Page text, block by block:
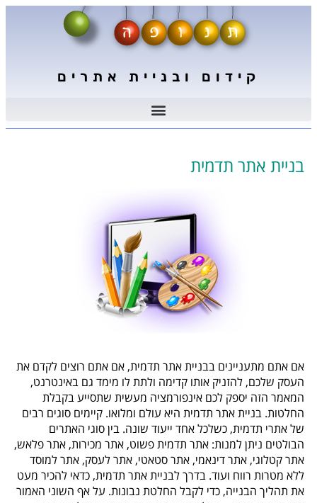
קידום ובניית אתרים
בניית אתר תדמית
אם אתם מתעניינים בבניית אתר תדמית, אם אתם רוצים לקדם את
העסק שלכם, להזניק אותו קדימה ולתת לו מימד גם באינטרנט,
המאמר הזה יספק לכם אינפורמציה מעשית שתסייע בקבלת
החלטות. בניית אתר תדמית היא עולם ומלואו. קיימים סוגים רבים
של אתרי תדמית, כשלכל אחד ייעוד שונה. בין סוגי האתרים
הבולטים ניתן למנות: אתר תדמית פשוט, אתר מכירות, אתר פלאש,
אתר קטלוגי, אתר דינאמי, אתר סטאטי, אתר לעסק, אתר למוסד
ללא מטרות רווח ועוד. בדרך לבניית אתר תדמית, כדאי להכיר מעט
את תהליך הבנייה, כדי לקבל החלטת נבונות. על אף השוני האמור